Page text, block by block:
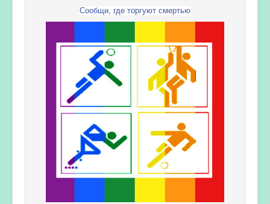
Сообщи, где торгуют смертью